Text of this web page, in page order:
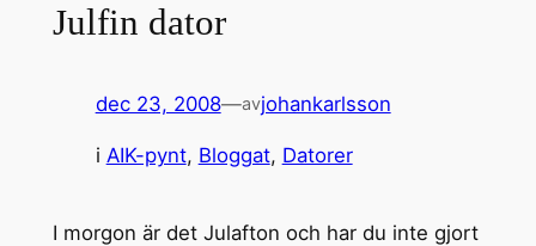
Julfin dator
dec 23, 2008—avjohankarlsson
i AIK-pynt, Bloggat, Datorer
I morgon är det Julafton och har du inte gjort